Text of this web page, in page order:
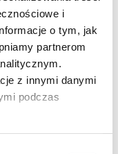
i
o tym, jak
partnerom
z innymi danymi
podczas